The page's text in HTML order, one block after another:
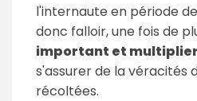
l'internaute en période
donc falloir, une fois de
important et multiplier
s'assurer de la véracités
récoltées.